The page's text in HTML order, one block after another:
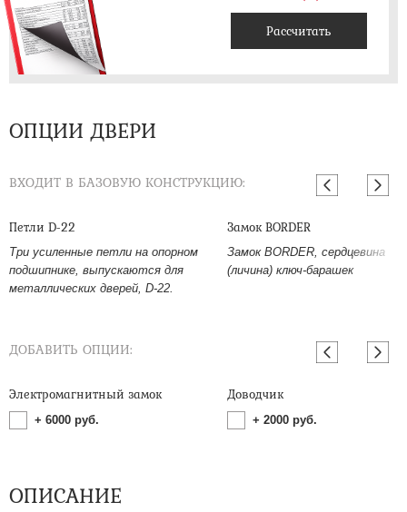
Рассчитать
ОПЦИИ ДВЕРИ
ВХОДИТ В БАЗОВУЮ КОНСТРУКЦИЮ:
Петли D-22
Три усиленные петли на опорном
подшипнике, выпускаются для
металлических дверей, D-22.
Замок BORDER
Замок BORDER, сердцевина
(личина) ключ-барашек
ДОБАВИТЬ ОПЦИИ:
Электромагнитный замок
+ 6000 руб.
Доводчик
+ 2000 руб.
ОПИСАНИЕ